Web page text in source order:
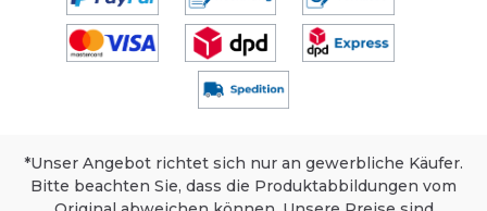
*Unser Angebot richtet sich nur an gewerbliche Käufer.
Bitte beachten Sie, dass die Produktabbildungen vom